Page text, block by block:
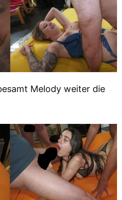
Melody weiter die